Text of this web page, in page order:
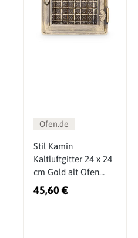
Ofen.de
Stil Kamin
Kaltluftgitter 24 x 24
cm Gold alt Ofen
Gitter
45,60 €